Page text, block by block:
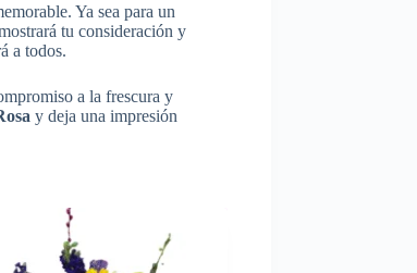
Ya sea para un
tu consideración y
a todos.
a la frescura y
y deja una impresión